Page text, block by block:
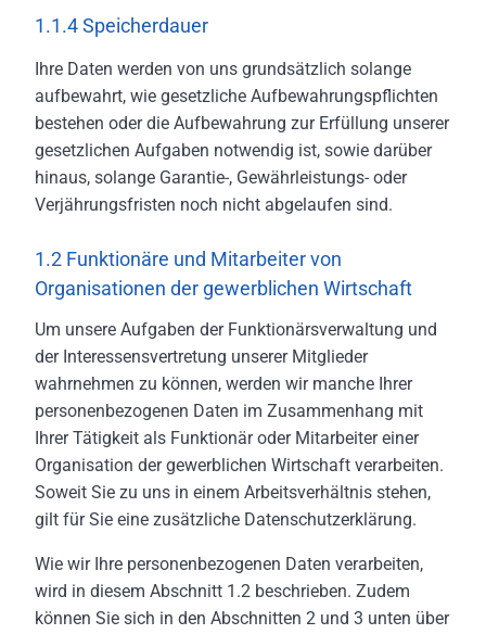
1.1.4 Speicherdauer
Ihre Daten werden von uns grundsätzlich solange
aufbewahrt, wie gesetzliche Aufbewahrungspflichten
bestehen oder die Aufbewahrung zur Erfüllung unserer
gesetzlichen Aufgaben notwendig ist, sowie darüber
hinaus, solange Garantie-, Gewährleistungs- oder
Verjährungsfristen noch nicht abgelaufen sind.
1.2 Funktionäre und Mitarbeiter von
Organisationen der gewerblichen Wirtschaft
Um unsere Aufgaben der Funktionärsverwaltung und
der Interessensvertretung unserer Mitglieder
wahrnehmen zu können, werden wir manche Ihrer
personenbezogenen Daten im Zusammenhang mit
Ihrer Tätigkeit als Funktionär oder Mitarbeiter einer
Organisation der gewerblichen Wirtschaft verarbeiten.
Soweit Sie zu uns in einem Arbeitsverhältnis stehen,
gilt für Sie eine zusätzliche Datenschutzerklärung.
Wie wir Ihre personenbezogenen Daten verarbeiten,
wird in diesem Abschnitt 1.2 beschrieben. Zudem
können Sie sich in den Abschnitten 2 und 3 unten über